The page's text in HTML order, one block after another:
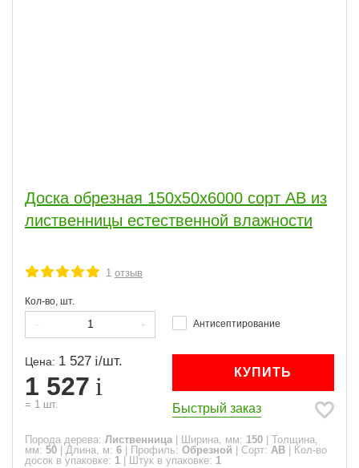
Доска обрезная 150x50x6000 сорт АВ из
лиственницы естественной влажности
1 отзыв
Кол-во, шт.
Антисептирование
Цена: 1 527 /шт.
1 527
= 1 шт.
КУПИТЬ
Быстрый заказ
Порода дерева: Лиственница Ширина, мм: 150
Толщина,
мм: 50 Длина, м: 6 Профиль: Обрезной Сорт: АВ
Кол-во
досок в упаковке: 1 Штук в упаковке: 1